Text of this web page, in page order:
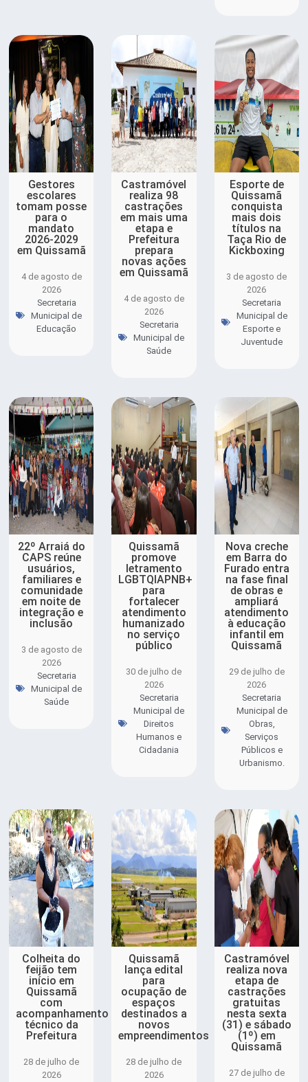
Gestores
escolares
tomam posse
para o
mandato
2026-2029
em Quissamã
4 de agosto de
2026
Secretaria
Municipal de
Educação
Castramóvel
realiza 98
castrações
em mais uma
etapa e
Prefeitura
prepara
novas ações
em Quissamã
4 de agosto de
2026
Secretaria
Municipal de
Saúde
Esporte de
Quissamã
conquista
mais dois
títulos na
Taça Rio de
Kickboxing
3 de agosto de
2026
Secretaria
Municipal de
Esporte e
Juventude
22º Arraiá do
CAPS reúne
usuários,
familiares e
comunidade
em noite de
integração e
inclusão
3 de agosto de
2026
Secretaria
Municipal de
Saúde
Quissamã
promove
letramento
LGBTQIAPNB+
para
fortalecer
atendimento
humanizado
no serviço
público
30 de julho de
2026
Secretaria
Municipal de
Direitos
Humanos e
Cidadania
Nova creche
em Barra do
Furado entra
na fase final
de obras e
ampliará
atendimento
à educação
infantil em
Quissamã
29 de julho de
2026
Secretaria
Municipal de
Obras,
Serviços
Públicos e
Urbanismo.
Colheita do
feijão tem
início em
Quissamã
com
acompanhamento
técnico da
Prefeitura
28 de julho de
2026
Quissamã
lança edital
para
ocupação de
espaços
destinados a
novos
empreendimentos
28 de julho de
2026
Castramóvel
realiza nova
etapa de
castrações
gratuitas
nesta sexta
(31) e sábado
(1º) em
Quissamã
27 de julho de